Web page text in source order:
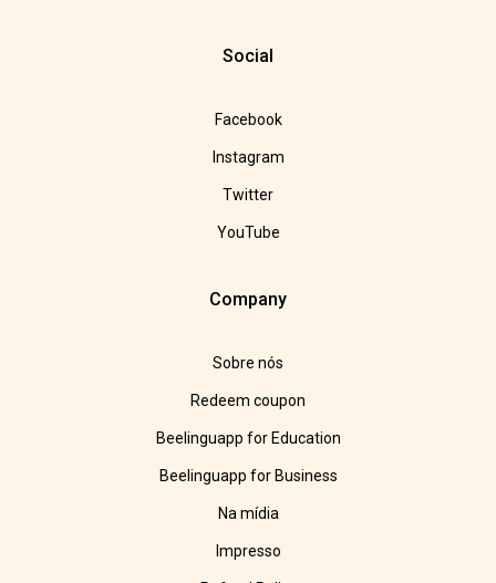
Social
Facebook
Instagram
Twitter
YouTube
Company
Sobre nós
Redeem coupon
Beelinguapp for Education
Beelinguapp for Business
Na mídia
Impresso